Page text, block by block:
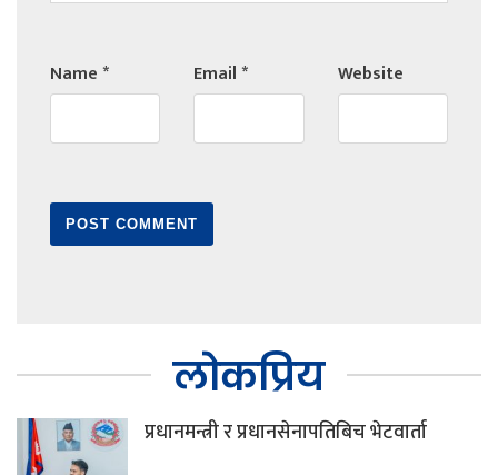
Name* Email* Website
लोकप्रिय
प्रधानमन्त्री र प्रधानसेनापतिबिच भेटवार्ता